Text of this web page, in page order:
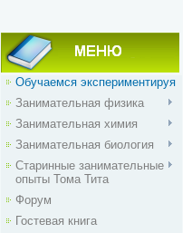
Обучаемся экспериментируя
Занимательная физика
Занимательная химия
Занимательная биология
Старинные занимательные
опыты Тома Тита
Форум
Гостевая книга